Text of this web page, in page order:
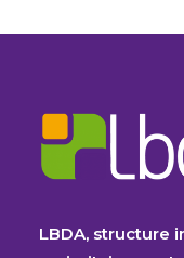
LBDA, structure